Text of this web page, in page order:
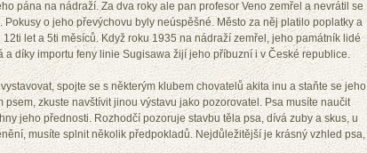
pána na nádraží. Za dva roky ale pan profesor Veno zemřel a nevrátil se
o jeho převýchovu byly neúspěšné. Město za něj platilo poplatky a
let a 5ti měsíců. Když roku 1935 na nádraží zemřel, jeho památník lidé
díky importu feny linie Sugisawa žijí jeho příbuzní i v České republice.
spojte se s některým klubem chovatelů akita inu a staňte se jeho
zkuste navštívit jinou výstavu jako pozorovatel. Psa musíte naučit
jeho přednosti. Rozhodčí pozoruje stavbu těla psa, dívá zuby a skus, u
musíte splnit několik předpokladů. Nejdůležitější je krásný vzhled psa,